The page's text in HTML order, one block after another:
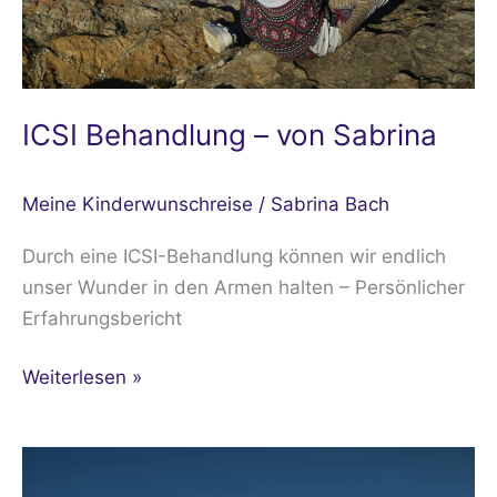
ICSI Behandlung – von Sabrina
Meine Kinderwunschreise / Sabrina Bach
Durch eine ICSI-Behandlung können wir endlich
unser Wunder in den Armen halten – Persönlicher
Erfahrungsbericht
Weiterlesen »